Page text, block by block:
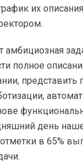
их
амбициозная
полное
представить
день
в 65%